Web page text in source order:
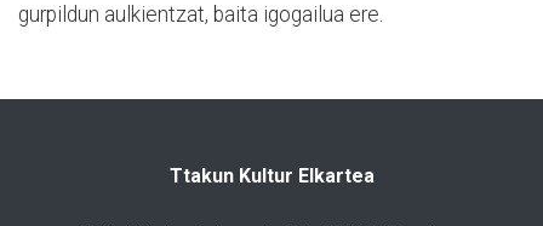
gurpildun aulkientzat, baita igogailua ere.
Ttakun Kultur Elkartea